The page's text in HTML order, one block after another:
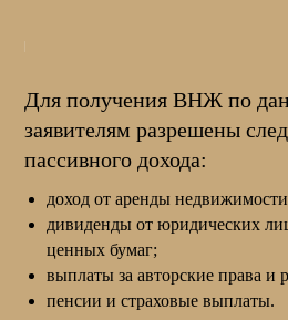
Для получения ВНЖ по
заявителям разрешены
пассивного дохода:
доход от аренды
дивиденды от юридических
ценных бумаг;
выплаты за авторские права и
пенсии и страховые выплаты.